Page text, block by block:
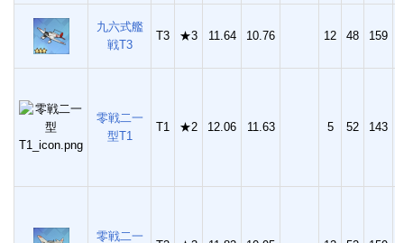
九六式艦
戦T3
T3 ★3 11.64 10.76 12 48 159
零戦二一
型T1
T1 ★2 12.06 11.63 5 52 143
零戦二一